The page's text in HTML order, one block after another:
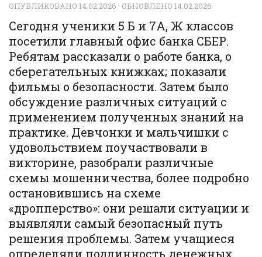
ОПУБЛИКОВАНО 14.02.2026 · ОБНОВЛЕНО 14.02.2026
Сегодня ученики 5 Б и 7А, Ж классов
посетили главный офис банка СБЕР.
Ребятам рассказали о работе банка, о
сберегательных книжках; показали
фильмы о безопасности. Затем было
обсуждение различных ситуаций с
применением полученных знаний на
практике. Девчонки и мальчишки с
удовольствием поучаствовали в
викторине, разобрали различные
схемы мошенничества, более подробно
остановившись на схеме
«дропперство»: они решали ситуации и
выявляли самый безопасный путь
решения проблемы. Затем учащиеся
определяли подлинность денежных